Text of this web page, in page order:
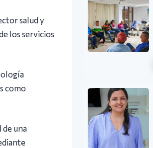
salud y
los servicios
como
una